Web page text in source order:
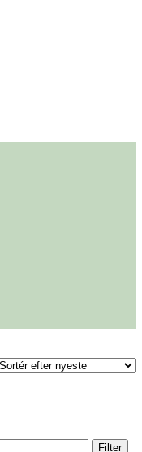
Filter